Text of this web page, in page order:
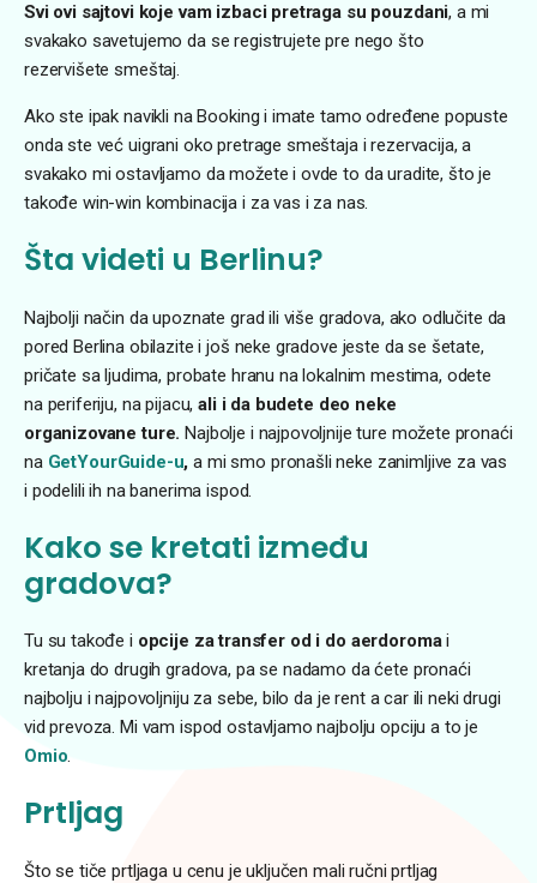
Svi ovi sajtovi koje vam izbaci pretraga su pouzdani, a mi
svakako savetujemo da se registrujete pre nego što
rezervišete smeštaj.
Ako ste ipak navikli na Booking i imate tamo određene popuste
onda ste već uigrani oko pretrage smeštaja i rezervacija, a
svakako mi ostavljamo da možete i ovde to da uradite, što je
takođe win-win kombinacija i za vas i za nas.
Šta videti u Berlinu?
Najbolji način da upoznate grad ili više gradova, ako odlučite da
pored Berlina obilazite i još neke gradove jeste da se šetate,
pričate sa ljudima, probate hranu na lokalnim mestima, odete
na periferiju, na pijacu, ali i da budete deo neke
organizovane ture.Najbolje i najpovoljnije ture možete pronaći
na GetYourGuide-u, a mi smo pronašli neke zanimljive za vas
i podelili ih na banerima ispod.
Kako se kretati između
gradova?
Tu su takođe i opcije za transfer od i do aerdoromai
kretanja do drugih gradova, pa se nadamo da ćete pronaći
najbolju i najpovoljniju za sebe, bilo da je rent a car ili neki drugi
vid prevoza. Mi vam ispod ostavljamo najbolju opciju a to je
Omio.
Prtljag
Što se tiče prtljaga u cenu je uključen mali ručni prtljag